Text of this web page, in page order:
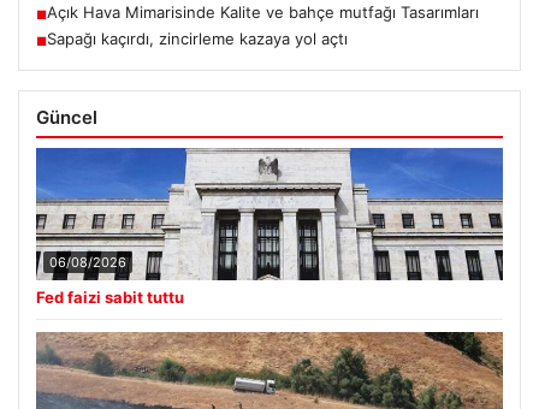
■Açık Hava Mimarisinde Kalite ve bahçe mutfağı Tasarımları
■Sapağı kaçırdı, zincirleme kazaya yol açtı
Güncel
06/08/2026
Fed faizi sabit tuttu